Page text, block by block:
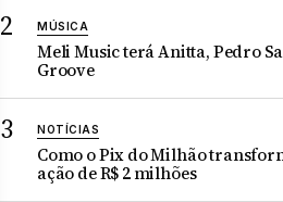
MÚSICA
Meli Music terá Anitta, Pedro
Groove
NOTÍCIAS
Como o Pix do Milhão
ação de R$ 2 milhões